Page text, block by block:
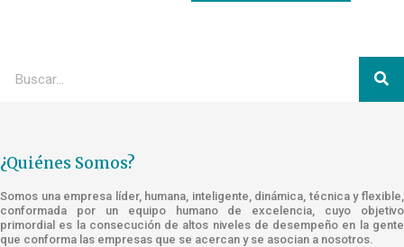
¿Quiénes Somos?
Somos una empresa líder, humana, inteligente, dinámica, técnica y flexible,
conformada por un equipo humano de excelencia, cuyo objetivo
primordial es la consecución de altos niveles de desempeño en la gente
que conforma las empresas que se acercan y se asocian a nosotros.